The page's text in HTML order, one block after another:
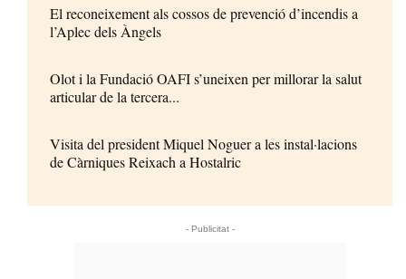
El reconeixement als cossos de prevenció d’incendis a
l’Aplec dels Àngels
Olot i la Fundació OAFI s’uneixen per millorar la salut
articular de la tercera...
Visita del president Miquel Noguer a les instal·lacions
de Càrniques Reixach a Hostalric
- Publicitat -